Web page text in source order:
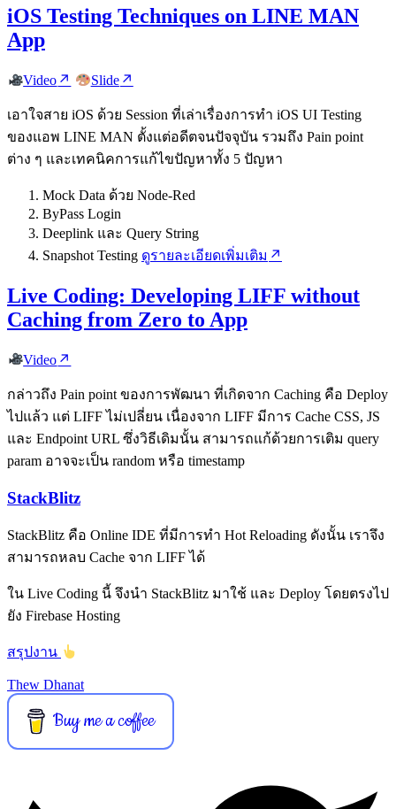
iOS Testing Techniques on LINE MAN
App
Video Slide
เอาใจสาย iOS ด้วย Session ที่เล่าเรื่องการทำ iOS UI Testing
ของแอพ LINE MAN ตั้งแต่อดีตจนปัจจุบัน รวมถึง Pain point
ต่าง ๆ และเทคนิคการแก้ไขปัญหาทั้ง 5 ปัญหา
Mock Data ด้วย Node-Red
ByPass Login
Deeplink และ Query String
Snapshot Testing ดูรายละเอียดเพิ่มเติม
Live Coding: Developing LIFF without
Caching from Zero to App
Video
กล่าวถึง Pain point ของการพัฒนา ที่เกิดจาก Caching คือ Deploy
ไปแล้ว แต่ LIFF ไม่เปลี่ยน เนื่องจาก LIFF มีการ Cache CSS, JS
และ Endpoint URL ซึ่งวิธีเดิมนั้น สามารถแก้ด้วยการเติม query
param อาจจะเป็น random หรือ timestamp
StackBlitz
StackBlitz คือ Online IDE ที่มีการทำ Hot Reloading ดังนั้น เราจึง
สามารถหลบ Cache จาก LIFF ได้
ใน Live Coding นี้ จึงนำ StackBlitz มาใช้ และ Deploy โดยตรงไป
ยัง Firebase Hosting
สรุปงาน
Thew Dhanat
Buy me a coffee